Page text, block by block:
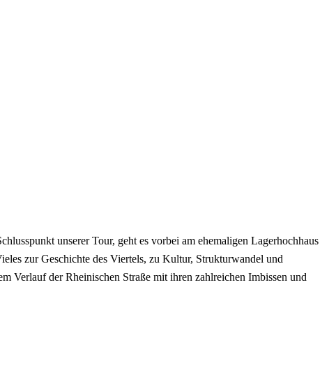
unserer Tour, geht es vorbei am ehemaligen Lagerhochhaus
zur Geschichte des Viertels, zu Kultur, Strukturwandel und
Verlauf der Rheinischen Straße mit ihren zahlreichen Imbissen und